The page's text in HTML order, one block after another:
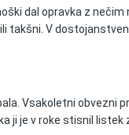
dal opravka z nečim
takšni. V
Vsakoletni obvezni
ji je v roke stisnil listek